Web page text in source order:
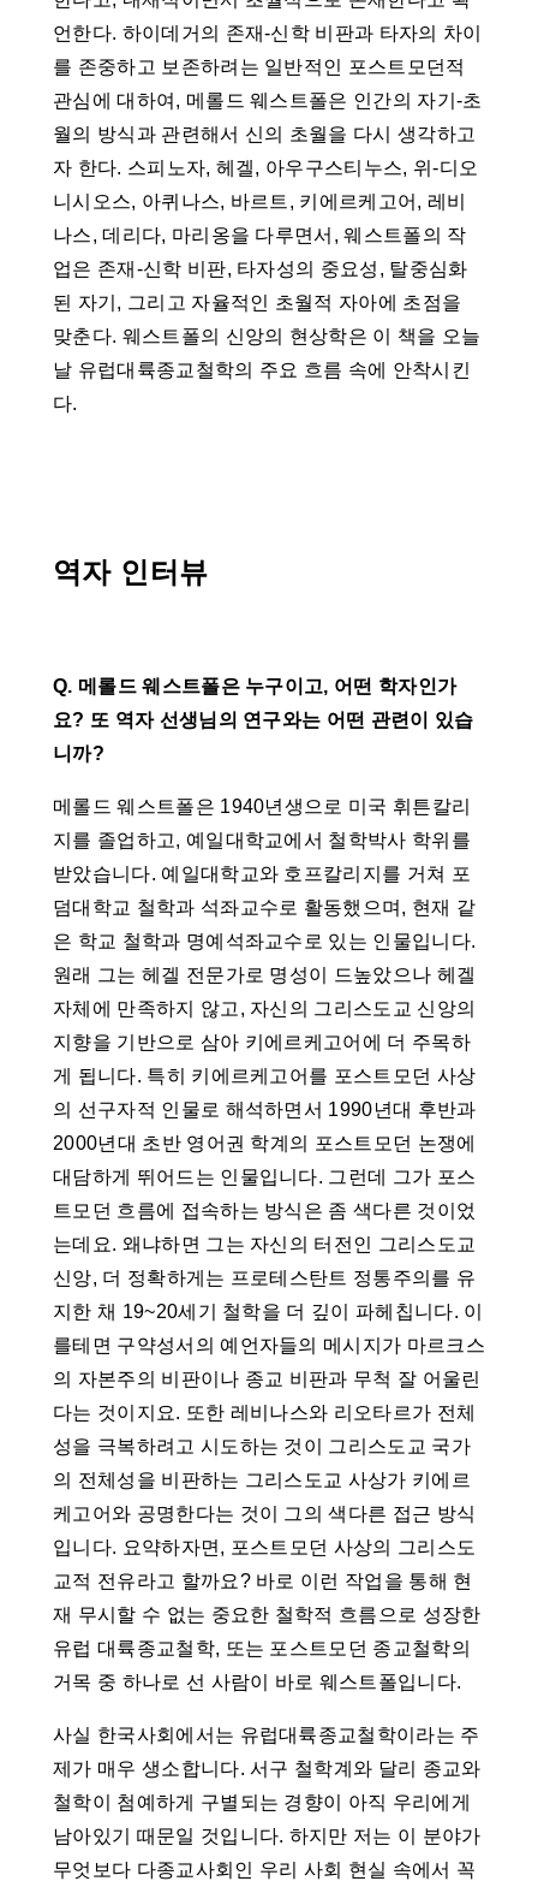
언한다. 하이데거의 존재-신학 비판과 타자의 차이
를 존중하고 보존하려는 일반적인 포스트모던적
관심에 대하여, 메롤드 웨스트폴은 인간의 자기-초
월의 방식과 관련해서 신의 초월을 다시 생각하고
자 한다. 스피노자, 헤겔, 아우구스티누스, 위-디오
니시오스, 아퀴나스, 바르트, 키에르케고어, 레비
나스, 데리다, 마리옹을 다루면서, 웨스트폴의 작
업은 존재-신학 비판, 타자성의 중요성, 탈중심화
된 자기, 그리고 자율적인 초월적 자아에 초점을
맞춘다. 웨스트폴의 신앙의 현상학은 이 책을 오늘
날 유럽대륙종교철학의 주요 흐름 속에 안착시킨
다.
역자 인터뷰
Q. 메롤드 웨스트폴은 누구이고, 어떤 학자인가
요? 또 역자 선생님의 연구와는 어떤 관련이 있습
니까?
메롤드 웨스트폴은 1940년생으로 미국 휘튼칼리
지를 졸업하고, 예일대학교에서 철학박사 학위를
받았습니다. 예일대학교와 호프칼리지를 거쳐 포
덤대학교 철학과 석좌교수로 활동했으며, 현재 같
은 학교 철학과 명예석좌교수로 있는 인물입니다.
원래 그는 헤겔 전문가로 명성이 드높았으나 헤겔
자체에 만족하지 않고, 자신의 그리스도교 신앙의
지향을 기반으로 삼아 키에르케고어에 더 주목하
게 됩니다. 특히 키에르케고어를 포스트모던 사상
의 선구자적 인물로 해석하면서 1990년대 후반과
2000년대 초반 영어권 학계의 포스트모던 논쟁에
대담하게 뛰어드는 인물입니다. 그런데 그가 포스
트모던 흐름에 접속하는 방식은 좀 색다른 것이었
는데요. 왜냐하면 그는 자신의 터전인 그리스도교
신앙, 더 정확하게는 프로테스탄트 정통주의를 유
지한 채 19~20세기 철학을 더 깊이 파헤칩니다. 이
를테면 구약성서의 예언자들의 메시지가 마르크스
의 자본주의 비판이나 종교 비판과 무척 잘 어울린
다는 것이지요. 또한 레비나스와 리오타르가 전체
성을 극복하려고 시도하는 것이 그리스도교 국가
의 전체성을 비판하는 그리스도교 사상가 키에르
케고어와 공명한다는 것이 그의 색다른 접근 방식
입니다. 요약하자면, 포스트모던 사상의 그리스도
교적 전유라고 할까요? 바로 이런 작업을 통해 현
재 무시할 수 없는 중요한 철학적 흐름으로 성장한
유럽 대륙종교철학, 또는 포스트모던 종교철학의
거목 중 하나로 선 사람이 바로 웨스트폴입니다.
사실 한국사회에서는 유럽대륙종교철학이라는 주
제가 매우 생소합니다. 서구 철학계와 달리 종교와
철학이 첨예하게 구별되는 경향이 아직 우리에게
남아있기 때문일 것입니다. 하지만 저는 이 분야가
무엇보다 다종교사회인 우리 사회 현실 속에서 꼭